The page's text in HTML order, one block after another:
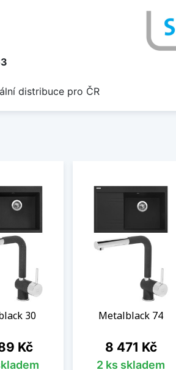
distribuce pro ČR
30
Kč
Metalblack 74
Cena
8 471 Kč
2 ks skladem